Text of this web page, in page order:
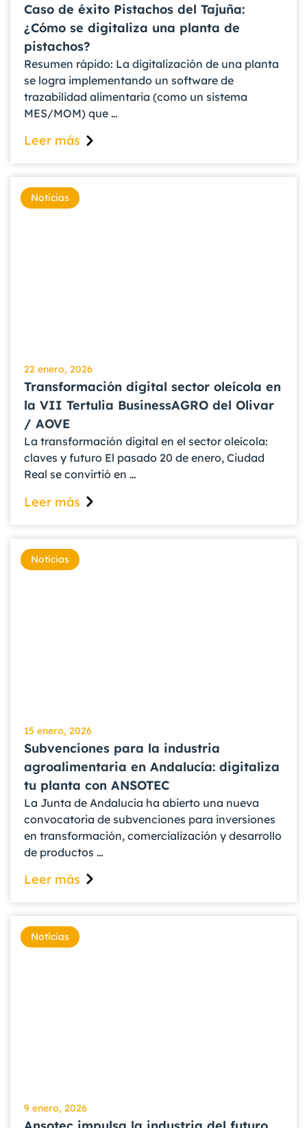
Caso de éxito Pistachos del Tajuña:
¿Cómo se digitaliza una planta de
pistachos?
Resumen rápido: La digitalización de una planta
se logra implementando un software de
trazabilidad alimentaria (como un sistema
MES/MOM) que …
Leer más
Noticias
22 enero, 2026
Transformación digital sector oleícola en
la VII Tertulia BusinessAGRO del Olivar
/ AOVE
La transformación digital en el sector oleícola:
claves y futuro El pasado 20 de enero, Ciudad
Real se convirtió en …
Leer más
Noticias
15 enero, 2026
Subvenciones para la industria
agroalimentaria en Andalucía: digitaliza
tu planta con ANSOTEC
La Junta de Andalucía ha abierto una nueva
convocatoria de subvenciones para inversiones
en transformación, comercialización y desarrollo
de productos …
Leer más
Noticias
9 enero, 2026